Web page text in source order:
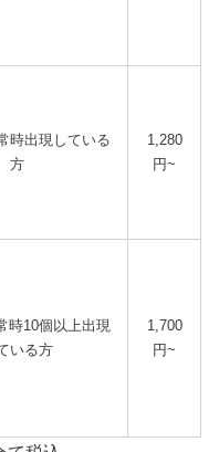
時出現している
方
1,280
円~
時10個以上出現
いる方
1,700
円~